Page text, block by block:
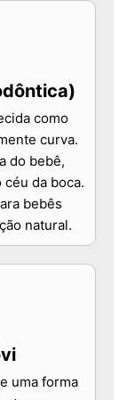
como
curva.
do bebê,
da boca.
bebês
natural.
uma forma